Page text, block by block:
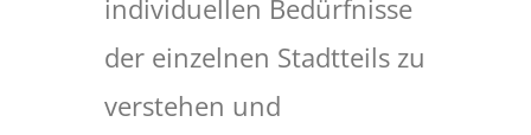
individuellen Bedürfnisse
der einzelnen Stadtteils zu
verstehen und